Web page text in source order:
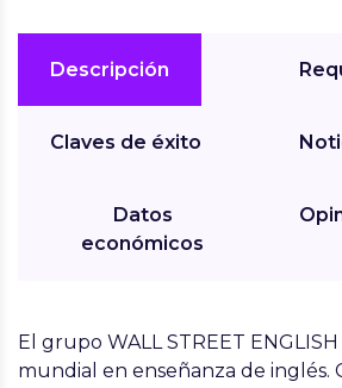
Descripción
Claves de éxito
Datos
económicos
El grupo WALL STREET
mundial en enseñanza de inglés.